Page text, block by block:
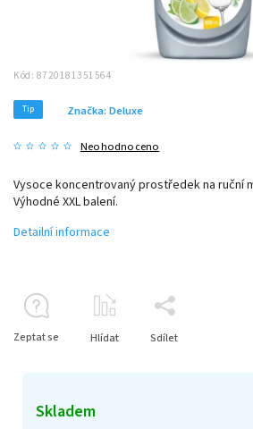
Kód: 8720181351564
Tip
Neohodnoceno
Značka: Deluxe
Skladem
Vysoce koncentrovaný prostředek na ruční
Výhodné XXL balení.
Detailní informace
Zeptat se Hlídat Sdílet